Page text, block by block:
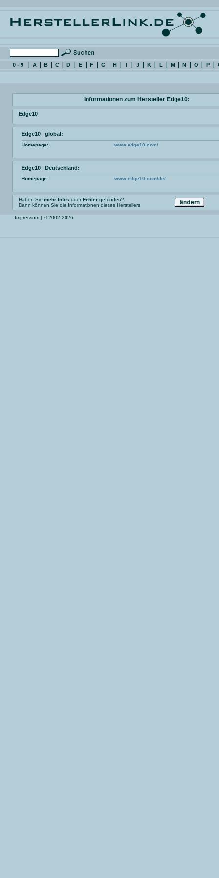
0 - 9 A B C D E F G H I J K L M N O P
Informationen zum Hersteller Edge10:
Edge10
Edge10 global:
Homepage: www.edge10.com/
Edge10 Deutschland:
Homepage: www.edge10.com/de/
Haben Sie mehr Infos oderFehler gefunden?
Dann können Sie die Informationen dieses Herstellers
Impressum | © 2002-2026